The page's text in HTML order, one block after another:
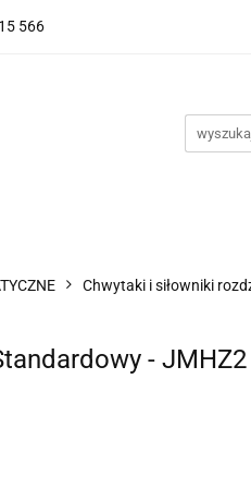
566
SERIA J
SPRĘŻONEGO POWIETRZA
Chwytaki i siłowniki
- JMHZ2